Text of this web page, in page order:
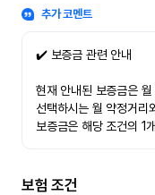
추가 코멘트
✔️ 보증금 관련 안내
현재 안내된 보증금은
선택하시는 월 약정거리
보증금은 해당 조건의 1
보험 조건